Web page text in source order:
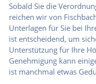
Sobald Sie die
reichen wir von
Unterlagen für Sie bei
ist entscheidend, um
Unterstützung für Ihre
Genehmigung kann
ist manchmal etwas